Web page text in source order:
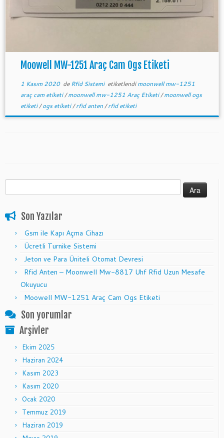
Moowell MW-1251 Araç Cam Ogs Etiketi
1 Kasım 2020deRfid Sistemi etiketlendimoonwell mw-1251
araç cam etiketi/moonwell mw-1251 Araç Etiketi/moonwell ogs
etiketi/ogs etiketi/rfid anten/rfid etiketi
Son Yazılar
Gsm ile Kapı Açma Cihazı
Ücretli Turnike Sistemi
Jeton ve Para Üniteli Otomat Devresi
Rfid Anten – Moonwell Mw-8817 Uhf Rfid Uzun Mesafe
Okuyucu
Moowell MW-1251 Araç Cam Ogs Etiketi
Son yorumlar
Arşivler
Ekim 2025
Haziran 2024
Kasım 2023
Kasım 2020
Ocak 2020
Temmuz 2019
Haziran 2019